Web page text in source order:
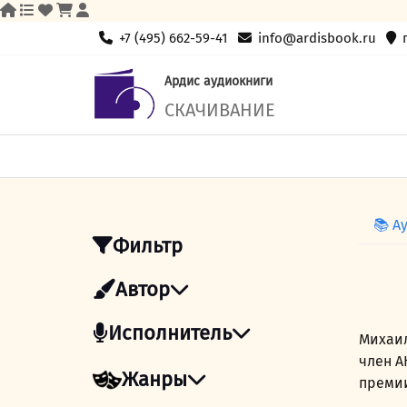
+7 (495) 662-59-41 info@ardisbook.ru
Ардис аудиокниги
СКАЧИВАНИЕ
Фильтр
Автор
Исполнитель
Жанры
📚
член